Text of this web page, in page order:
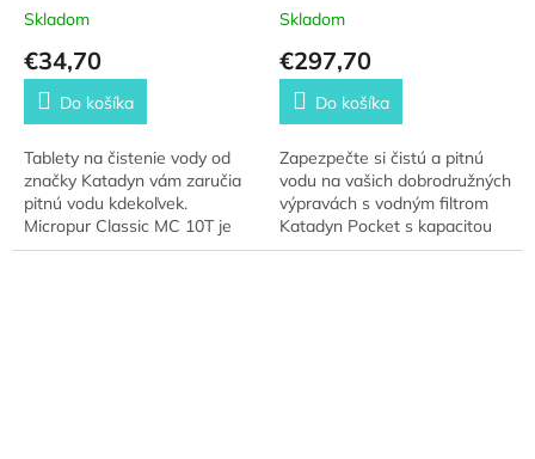
Skladom
€34,70
Do košíka
Tablety na čistenie vody od
značky Katadyn vám zaručia
pitnú vodu kdekoľvek.
Micropur Classic MC 10T je
bezpečná ochrana pred
Skladom
€297,70
Do košíka
Zapezpečte si čistú a pitnú
vodu na vašich dobrodružných
výpravách s vodným filtrom
Katadyn Pocket s kapacitou
50.000 litrov. Spoľahlivá